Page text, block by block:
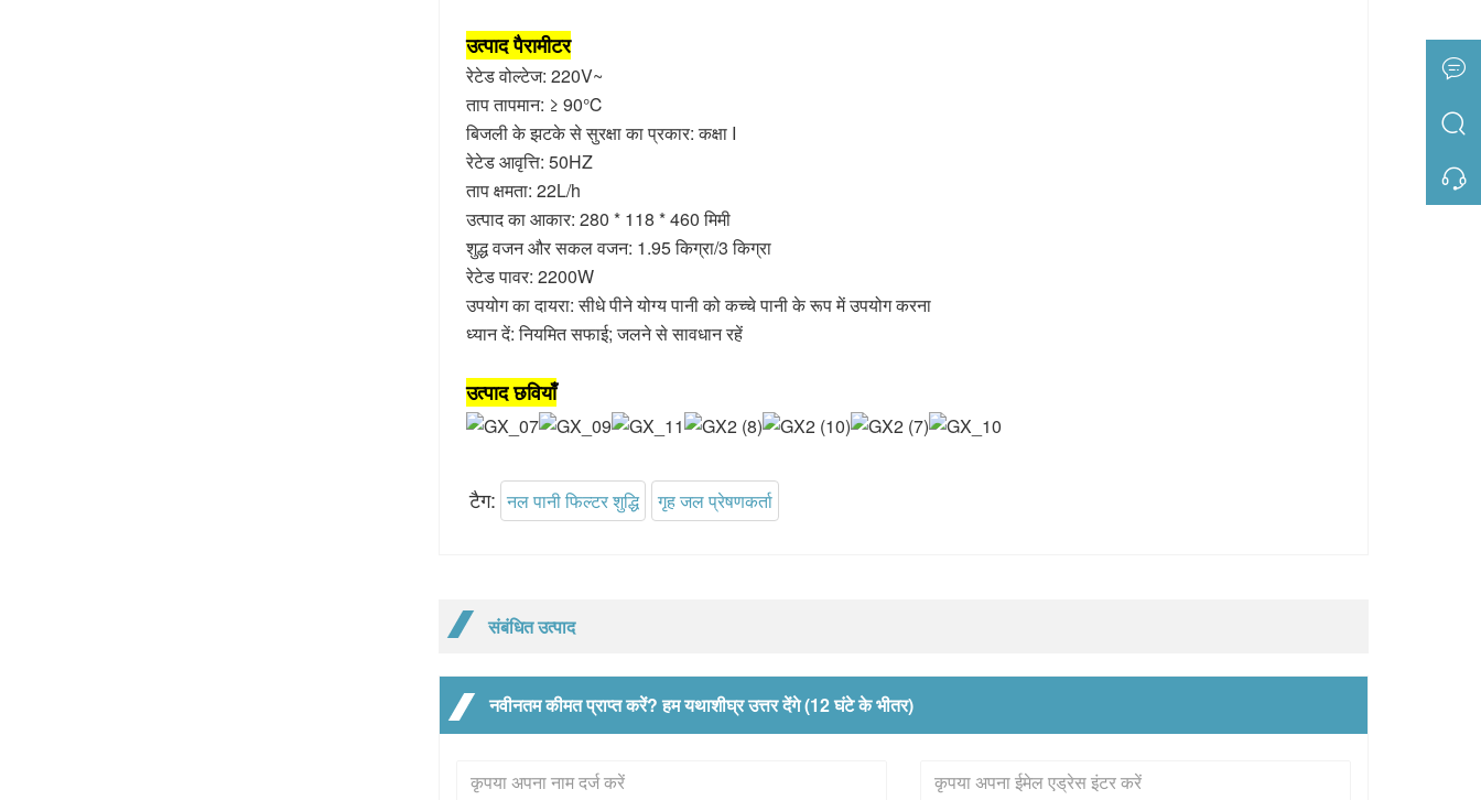
उत्पाद पैरामीटर
रेटेड वोल्टेज: 220V~
ताप तापमान: ≥ 90℃
बिजली के झटके से सुरक्षा का प्रकार: कक्षा I
रेटेड आवृत्ति: 50HZ
ताप क्षमता: 22L/h
उत्पाद का आकार: 280 * 118 * 460 मिमी
शुद्ध वजन और सकल वजन: 1.95 किग्रा/3 किग्रा
रेटेड पावर: 2200W
उपयोग का दायरा: सीधे पीने योग्य पानी को कच्चे पानी के रूप में उपयोग करना
ध्यान दें: नियमित सफाई; जलने से सावधान रहें
उत्पाद छवियाँ
टैग: नल पानी फिल्टर शुद्धि गृह जल प्रेषणकर्ता
संबंधित उत्पाद
नवीनतम कीमत प्राप्त करें? हम यथाशीघ्र उत्तर देंगे (12 घंटे के भीतर)